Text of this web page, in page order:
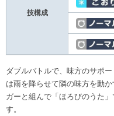
技構成
ダブルバトルで、味方のサポ
は雨を降らせて隣の味方を動
ガーと組んで「ほろびのうた
す。